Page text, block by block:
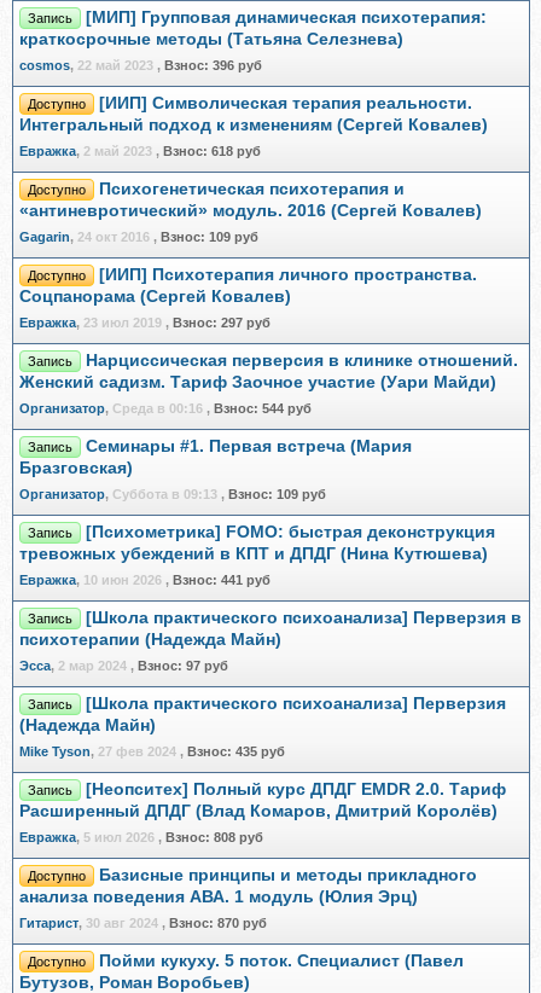
Запись
[МИП] Групповая динамическая психотерапия:
краткосрочные методы (Татьяна Селезнева)
cosmos, 22 май 2023 , Взнос: 396 руб
Доступно
[ИИП] Символическая терапия реальности.
Интегральный подход к изменениям (Сергей Ковалев)
Евражкa, 2 май 2023 , Взнос: 618 руб
Доступно
Психогенетическая психотерапия и
«антиневротический» модуль. 2016 (Сергей Ковалев)
Gagarin, 24 окт 2016 , Взнос: 109 руб
Доступно
[ИИП] Психотерапия личного пространства.
Соцпанорама (Сергей Ковалев)
Евражкa, 23 июл 2019 , Взнос: 297 руб
Запись
Нарциссическая перверсия в клинике отношений.
Женский садизм. Тариф Заочное участие (Уари Майди)
Организатор, Среда в 00:16 , Взнос: 544 руб
Запись
Семинары #1. Первая встреча (Мария
Бразговская)
Организатор, Суббота в 09:13 , Взнос: 109 руб
Запись
[Психометрика] FOMO: быстрая деконструкция
тревожных убеждений в КПТ и ДПДГ (Нина Кутюшева)
Евражкa, 10 июн 2026 , Взнос: 441 руб
Запись
[Школа практического психоанализа] Перверзия в
психотерапии (Надежда Майн)
Эсса, 2 мар 2024 , Взнос: 97 руб
Запись
[Школа практического психоанализа] Перверзия
(Надежда Майн)
Mike Tyson, 27 фев 2024 , Взнос: 435 руб
Запись
[Неопситех] Полный курс ДПДГ EMDR 2.0. Тариф
Расширенный ДПДГ (Влад Комаров, Дмитрий Королёв)
Евражкa, 5 июл 2026 , Взнос: 808 руб
Доступно
Базисные принципы и методы прикладного
анализа поведения АВА. 1 модуль (Юлия Эрц)
Гитарист, 30 авг 2024 , Взнос: 870 руб
Доступно
Пойми кукуху. 5 поток. Специалист (Павел
Бутузов, Роман Воробьев)